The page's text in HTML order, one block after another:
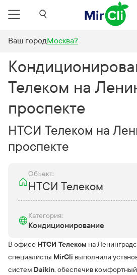
Ваш городМосква?
Кондиционирование НТСИ Телеком на
Телеком на
проспекте
НТСИ Телеком на
проспекте
Объект:
НТСИ Телеком
Категория:
Кондиционирование
В офисе НТСИ Телеком на
специалисты MirCli выполнили
систем Daikin, обеспечив